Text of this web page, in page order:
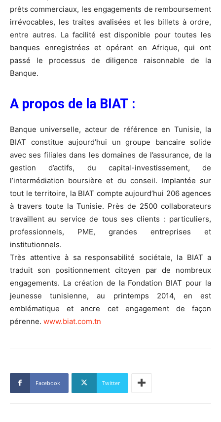
prêts commerciaux, les engagements de remboursement
irrévocables, les traites avalisées et les billets à ordre,
entre autres. La facilité est disponible pour toutes les
banques enregistrées et opérant en Afrique, qui ont
passé le processus de diligence raisonnable de la
Banque.
A propos de la BIAT :
Banque universelle, acteur de référence en Tunisie, la
BIAT constitue aujourd’hui un groupe bancaire solide
avec ses filiales dans les domaines de l’assurance, de la
gestion d’actifs, du capital-investissement, de
l’intermédiation boursière et du conseil. Implantée sur
tout le territoire, la BIAT compte aujourd’hui 206 agences
à travers toute la Tunisie. Près de 2500 collaborateurs
travaillent au service de tous ses clients : particuliers,
professionnels, PME, grandes entreprises et
institutionnels.
Très attentive à sa responsabilité sociétale, la BIAT a
traduit son positionnement citoyen par de nombreux
engagements. La création de la Fondation BIAT pour la
jeunesse tunisienne, au printemps 2014, en est
emblématique et ancre cet engagement de façon
pérenne. www.biat.com.tn
Facebook Twitter